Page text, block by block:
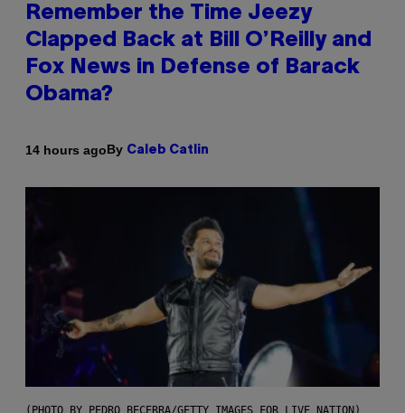
Remember the Time Jeezy
Clapped Back at Bill O’Reilly and
Fox News in Defense of Barack
Obama?
14 hours agoBy Caleb Catlin